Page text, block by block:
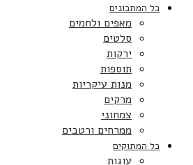
כל המתכונים
מאפים ולחמים
סלטים
ירקות
תוספות
מנות עיקריות
מרקים
צמחוני
ממרחים ורטבים
כל המתוקים
עוגות